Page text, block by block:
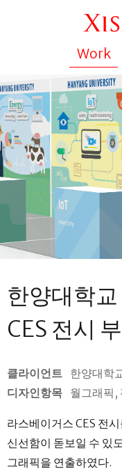
Work
한양대학
CES 전시
클라이언트 한양대학
디자인항목 월그래픽,
라스베이거스 CES 전
신선함이 돋보일 수 있
그래픽을 연출하였다.